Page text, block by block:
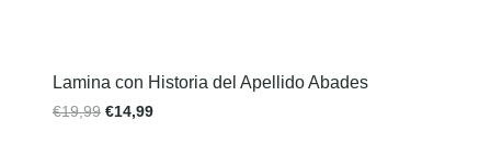
Lamina con Historia del Apellido Abades
€19,99 €14,99